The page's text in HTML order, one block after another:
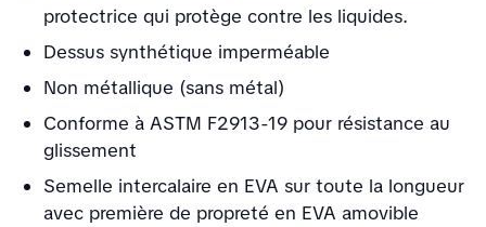
protectrice qui protège contre les liquides.
Dessus synthétique imperméable
Non métallique (sans métal)
Conforme à ASTM F2913-19 pour résistance au
glissement
Semelle intercalaire en EVA sur toute la longueur
avec première de propreté en EVA amovible